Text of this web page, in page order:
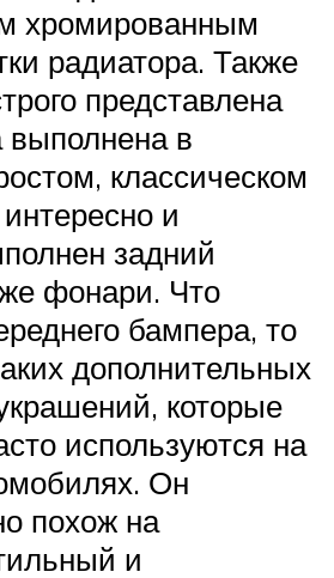
хромированным
радиатора. Также
представлена
в
классическом
и
задний
фонари. Что
бампера, то
дополнительных
которые
используются на
Он
похож на
и